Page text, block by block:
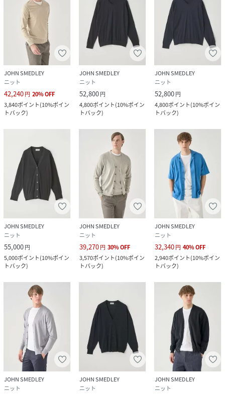
JOHN SMEDLEY
ニット
42,240円 20%OFF
3,840ポイント(10%ポイン
トバック)
JOHN SMEDLEY
ニット
52,800円
4,800ポイント(10%ポイン
トバック)
JOHN SMEDLEY
ニット
52,800円
4,800ポイント(10%ポイン
トバック)
JOHN SMEDLEY
ニット
55,000円
5,000ポイント(10%ポイン
トバック)
JOHN SMEDLEY
ニット
39,270円 30%OFF
3,570ポイント(10%ポイン
トバック)
JOHN SMEDLEY
ニット
32,340円 40%OFF
2,940ポイント(10%ポイン
トバック)
JOHN SMEDLEY
ニット
JOHN SMEDLEY
ニット
JOHN SMEDLEY
ニット